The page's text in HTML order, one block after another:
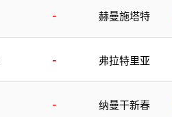
- 赫曼施塔特
- 弗拉特里亚
- 纳曼干新春